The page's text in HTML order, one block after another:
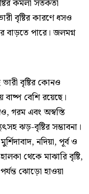
কমলা সতর্কতা
বৃষ্টির কারণে ধসও
বাড়তে পারে। জলমগ্ন
বৃষ্টির কোনও
বাষ্প বেশি রয়েছে।
গরম এবং অস্বস্তি
ঝড়-বৃষ্টির সম্ভাবনা।
নদিয়া, পূর্ব ও
থেকে মাঝারি বৃষ্টি,
ঝোড়ো হাওয়া